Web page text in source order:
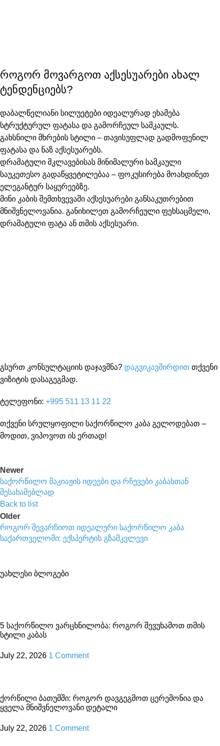
როგორ მოვარგოთ აქსესუარები ახალ
ტენდენციებს?
დაბალწელიანი სილუეტები იდეალურად ეხამება
სტრუქტურულ ფატასა და გამორჩეულ სამკაულს.
გახსნილი მხრების სტილი – თავისუფლად გადმოფენილ
ფატასა და ნაზ აქსესუარებს.
დრამატული მკლავებისას მინიმალური სამკაული
საუკეთესო გადაწყვეტილებაა – ფოკუსირება მოახდინეთ
ელეგანტურ საყურეებზე.
მინი კაბის შემთხვევაში აქსესუარები განსაკუთრებით
მნიშვნელოვანია. განიხილეთ გამორჩეული ფეხსაცმელი,
დრამატული ფატა ან თმის აქსესუარი.
გსურთ კონსულტაციის დაჯავშნა? დაგვიკავშირდით თქვენი
ვიზიტის დასაგეგმად.
ტელეფონი: +995 511 13 11 22
თქვენი სრულყოფილი საქორწილო კაბა გელოდებათ –
მოდით, ვიპოვოთ ის ერთად!
Newer
საქორწილო მაკიაჟის იდეები და რჩევები კაბასთან
შესახამებლად
Back to list
Older
როგორ შევარჩიოთ იდეალური საქორწილო კაბა
საქართველოში: ექსპერტის გზამკვლევი
უახლესი ბლოგები
5 საქორწილო ვარცხნილობა: როგორ შევუხამოთ თმის
სტილი კაბას
July 22, 2026 1 Comment
ქორწილი ბათუმში: როგორ დავგეგმოთ ცერემონია და
ყველა მნიშვნელოვანი დეტალი
July 22, 2026 1 Comment